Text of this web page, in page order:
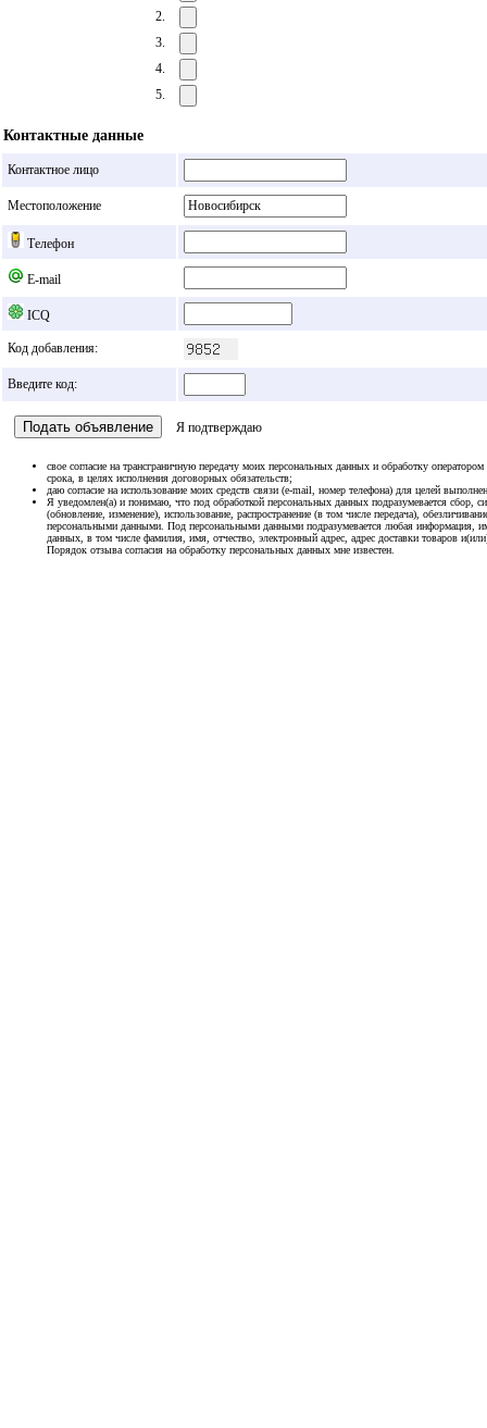
2.
3.
4.
5.
Контактные данные
Контактное лицо
Местоположение
Телефон
E-mail
ICQ
Код добавления:
Введите код:
Я подтверждаю
свое согласие на трансграничную передачу моих персональных данных и обработку
срока, в целях исполнения договорных обязательств;
даю согласие на использование моих средств связи (e-mail, номер телефона) для целей
Я уведомлен(а) и понимаю, что под обработкой персональных данных подразумевается сбор,
(обновление, изменение), использование, распространение (в том числе передача),
персональными данными. Под персональными данными подразумевается любая информация,
данных, в том числе фамилия, имя, отчество, электронный адрес, адрес доставки товаров
Порядок отзыва согласия на обработку персональных данных мне известен.